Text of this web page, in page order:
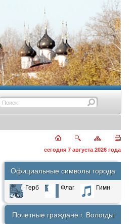
сегодня 7 августа 2026 года
Официальные символы города
Герб Флаг Гимн
Почетные граждане г. Вологды